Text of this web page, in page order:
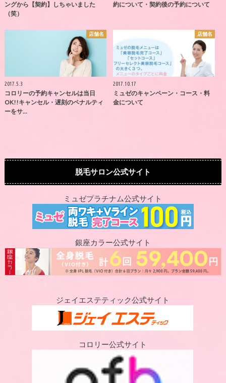
ングから【契約】しちゃいました
（笑）
約について・契約後の予約について
店舗名
2017.5.3
コロリーの予約キャンセルは当日
OK!!キャンセル・遅刻のペナルティ
ーをサ…
店舗名
2017.10.17
ミュゼのキャンペーン・コース・料
金について
脱毛サロン公式サイト
ミュゼプラチナム公式サイト
銀座カラー公式サイト
ジェイエステティック公式サイト
コロリー公式サイト